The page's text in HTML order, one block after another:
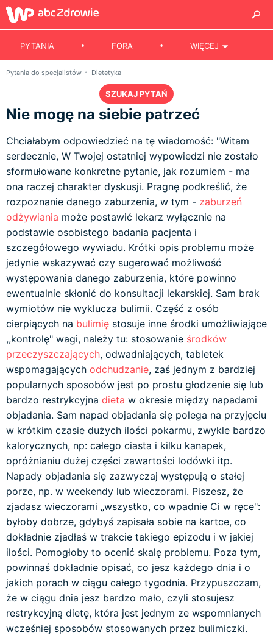
PYTANIA FORA WIĘCEJ
Pytania do specjalistów Dietetyka
SZUKAJ PYTAŃ
Nie mogę na siebie patrzeć
Chciałabym odpowiedzieć na tę wiadomość: "Witam
serdecznie, W Twojej ostatniej wypowiedzi nie zostało
sformułowane konkretne pytanie, jak rozumiem - ma
ona raczej charakter dyskusji. Pragnę podkreślić, że
rozpoznanie danego zaburzenia, w tym - zaburzeń
odżywiania może postawić lekarz wyłącznie na
podstawie osobistego badania pacjenta i
szczegółowego wywiadu. Krótki opis problemu może
jedynie wskazywać czy sugerować możliwość
występowania danego zaburzenia, które powinno
ewentualnie skłonić do konsultacji lekarskiej. Sam brak
wymiotów nie wyklucza bulimii. Część z osób
cierpiących na bulimię stosuje inne środki umożliwiające
,,kontrolę" wagi, należy tu: stosowanie środków
przeczyszczających, odwadniających, tabletek
wspomagających odchudzanie, zaś jednym z bardziej
popularnych sposobów jest po prostu głodzenie się lub
bardzo restrykcyjna dieta w okresie między napadami
objadania. Sam napad objadania się polega na przyjęciu
w krótkim czasie dużych ilości pokarmu, zwykle bardzo
kalorycznych, np: całego ciasta i kilku kanapek,
opróżnianiu dużej części zawartości lodówki itp.
Napady objadania się zazwyczaj występują o stałej
porze, np. w weekendy lub wieczorami. Piszesz, że
zjadasz wieczorami „wszystko, co wpadnie Ci w ręce":
byłoby dobrze, gdybyś zapisała sobie na kartce, co
dokładnie zjadłaś w trakcie takiego epizodu i w jakiej
ilości. Pomogłoby to ocenić skalę problemu. Poza tym,
powinnaś dokładnie opisać, co jesz każdego dnia i o
jakich porach w ciągu całego tygodnia. Przypuszczam,
że w ciągu dnia jesz bardzo mało, czyli stosujesz
restrykcyjną dietę, która jest jednym ze wspomnianych
wcześniej sposobów stosowanych przez bulimiczki.